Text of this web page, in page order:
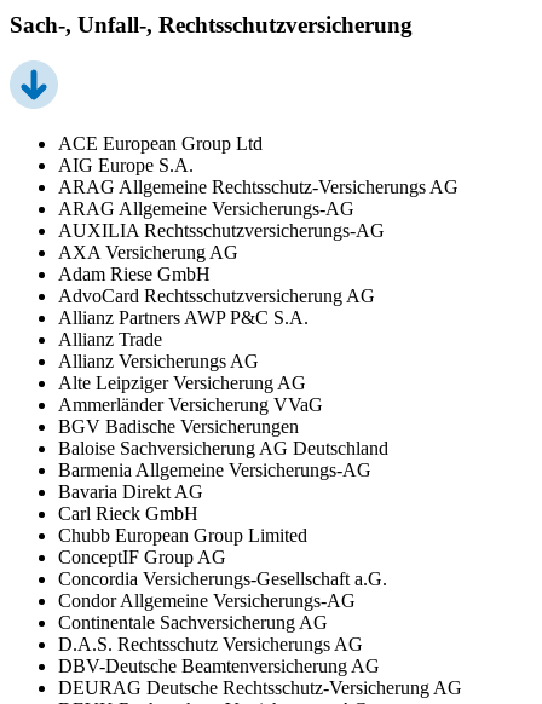
Sach-, Unfall-, Rechtsschutzversicherung
ACE European Group Ltd
AIG Europe S.A.
ARAG Allgemeine Rechtsschutz-Versicherungs AG
ARAG Allgemeine Versicherungs-AG
AUXILIA Rechtsschutzversicherungs-AG
AXA Versicherung AG
Adam Riese GmbH
AdvoCard Rechtsschutzversicherung AG
Allianz Partners AWP P&C S.A.
Allianz Trade
Allianz Versicherungs AG
Alte Leipziger Versicherung AG
Ammerländer Versicherung VVaG
BGV Badische Versicherungen
Baloise Sachversicherung AG Deutschland
Barmenia Allgemeine Versicherungs-AG
Bavaria Direkt AG
Carl Rieck GmbH
Chubb European Group Limited
ConceptIF Group AG
Concordia Versicherungs-Gesellschaft a.G.
Condor Allgemeine Versicherungs-AG
Continentale Sachversicherung AG
D.A.S. Rechtsschutz Versicherungs AG
DBV-Deutsche Beamtenversicherung AG
DEURAG Deutsche Rechtsschutz-Versicherung AG